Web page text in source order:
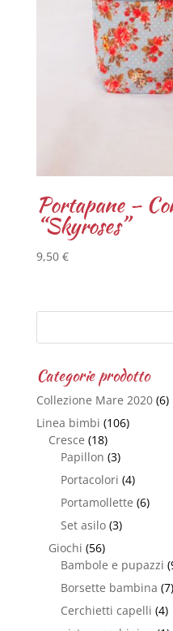
Portapane –
“Skyroses”
9,50 €
Categorie prodotto
Collezione Mare 2020 (6)
Linea bimbi (106)
Cresce (18)
Papillon (3)
Portacolori (4)
Portamollette (6)
Set asilo (3)
Giochi (56)
Bambole e pupazzi
Borsette bambina (7)
Cerchietti capelli (4)